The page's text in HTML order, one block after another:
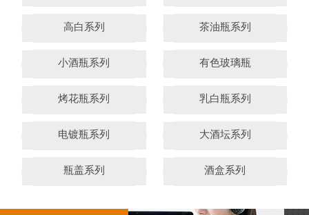
高白系列 茶油瓶系列
小酒瓶系列 有色玻璃瓶
烤花瓶系列 乳白瓶系列
电镀瓶系列 大酒坛系列
瓶盖系列 酒盒系列